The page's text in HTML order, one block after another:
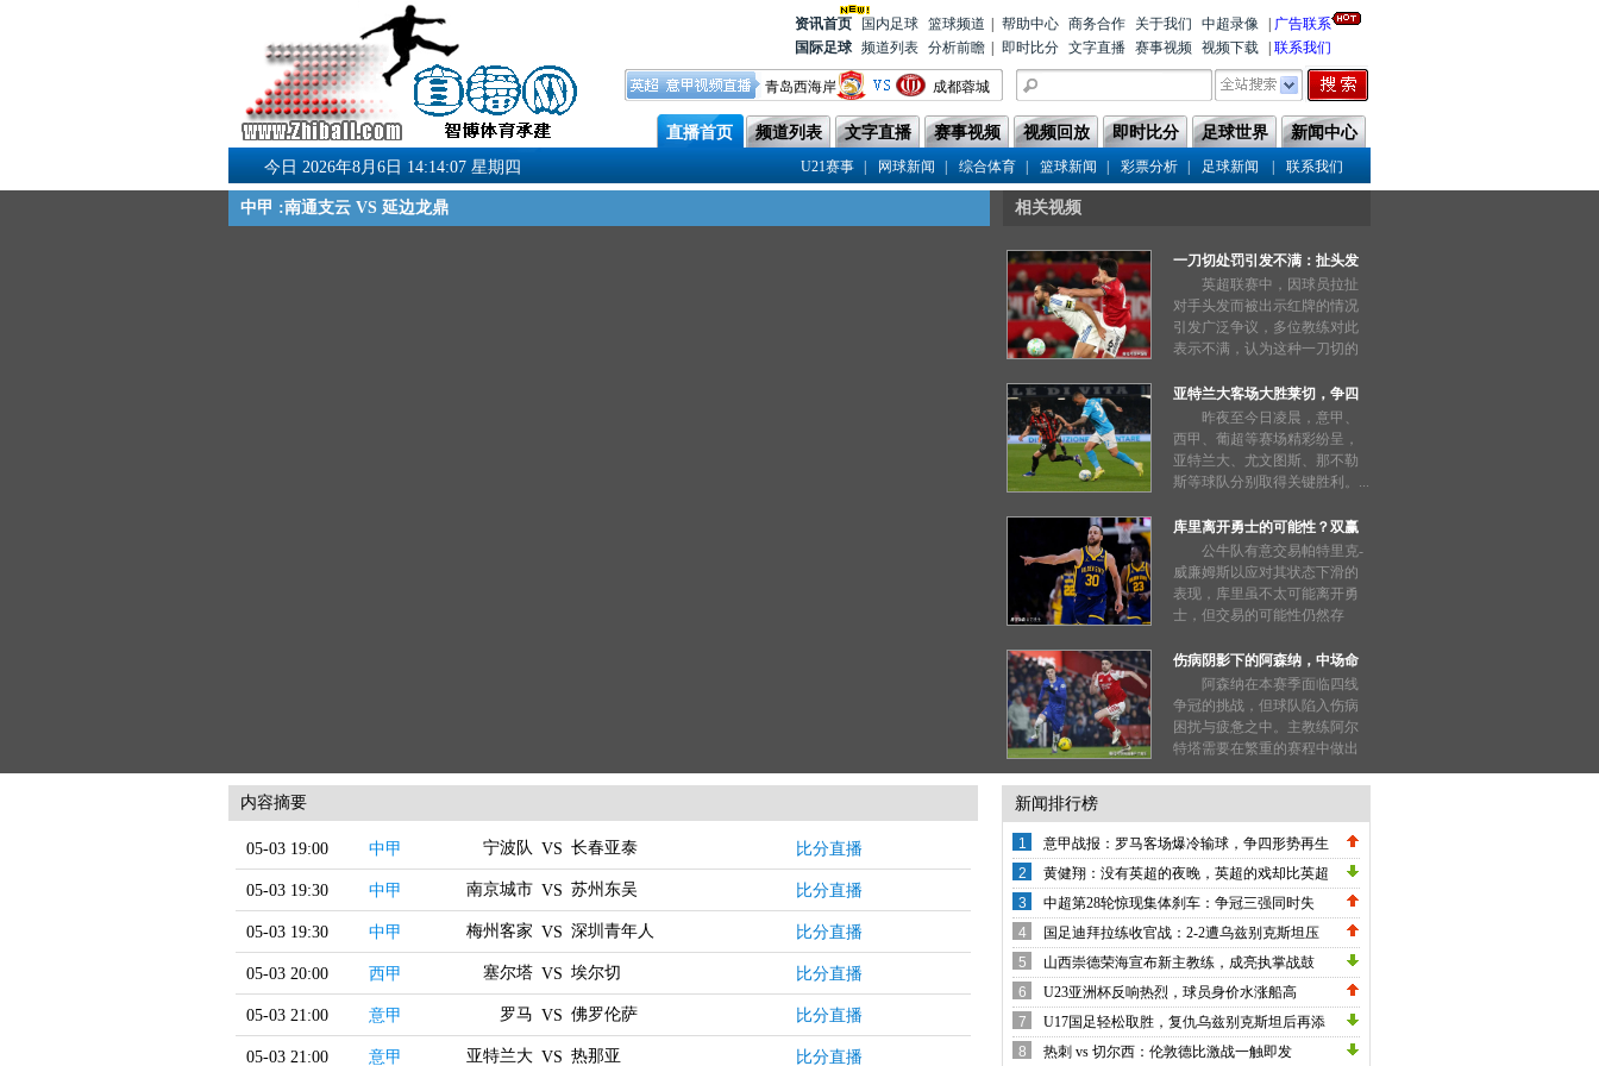
资讯首页 国内足球 篮球频道
国际足球 频道列表 分析前瞻
帮助中心 商务合作 关于我们 中超录像
广告联系
即时比分 文字直播 赛事视频 视频下载 联系我们
青岛西海岸
成都蓉城
云南玉昆
上海海港
北京国安
辽宁铁人
直播首页 频道列表 文字直播 赛事视频 视频回放 即时比分 足球世界 新闻中心
U21赛事 | 网球新闻 | 综合体育 | 篮球新闻 | 彩票分析 | 足球新闻 | 联系我们
今日 2026年8月6日 14:14:07 星期四
中甲 :南通支云 VS 延边龙鼎 相关视频
一刀切处罚引发不满：扯头发
也能被禁赛三场？
英超联赛中，因球员拉扯
对手头发而被出示红牌的情况
引发广泛争议，多位教练对此
表示不满，认为这种一刀切的
亚特兰大客场大胜莱切，争四
形势明朗昨夜至今日凌晨，意甲、
西甲、葡超等赛场精彩纷呈，
亚特兰大、尤文图斯、那不勒
斯等球队分别取得关键胜利。...
库里离开勇士的可能性？双赢
局面值得探讨！
公牛队有意交易帕特里克-
威廉姆斯以应对其状态下滑的
表现，库里虽不太可能离开勇
士，但交易的可能性仍然存
伤病阴影下的阿森纳，中场命
脉赖斯至关重要
阿森纳在本赛季面临四线
争冠的挑战，但球队陷入伤病
困扰与疲惫之中。主教练阿尔
特塔需要在繁重的赛程中做出
明智的选择，专注于英超和欧
内容摘要
05-03 19:00 中甲 宁波队 VS 长春亚泰 比分直播
05-03 19:30 中甲 南京城市 VS 苏州东吴 比分直播
05-03 19:30 中甲 梅州客家 VS 深圳青年人 比分直播
05-03 20:00 西甲 塞尔塔 VS 埃尔切 比分直播
05-03 21:00 意甲 罗马 VS 佛罗伦萨 比分直播
05-03 21:00 意甲 亚特兰大 VS 热那亚 比分直播
新闻排行榜
1
意甲战报：罗马客场爆冷输球，争四形势再生
变数，劳塔罗刷新纪录国米高歌猛进！
2
黄健翔：没有英超的夜晚，英超的戏却比英超
还英超！
3
中超第28轮惊现集体刹车：争冠三强同时失
分，保级区上演惊天逆转
4
国足迪拜拉练收官战：2-2遭乌兹别克斯坦压
哨绝平，邵佳一执教初现战术雏形
5
山西崇德荣海宣布新主教练，成亮执掌战鼓
6
U23亚洲杯反响热烈，球员身价水涨船高
7
U17国足轻松取胜，复仇乌兹别克斯坦后再添
胜利
8 热刺 vs 切尔西：伦敦德比激战一触即发